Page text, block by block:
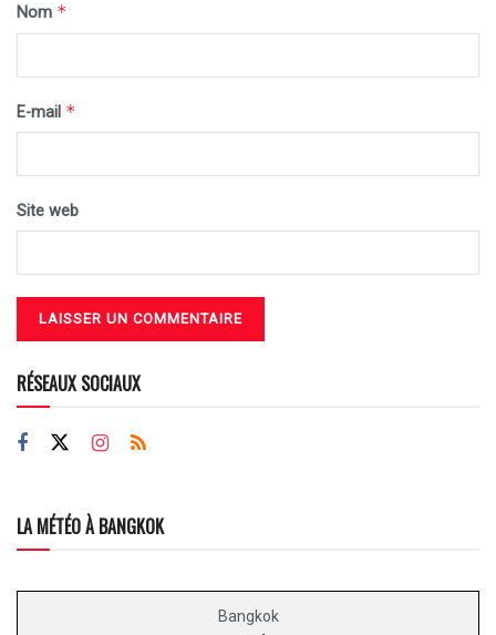
Nom *
E-mail *
Site web
RÉSEAUX SOCIAUX
LA MÉTÉO À BANGKOK
Bangkok